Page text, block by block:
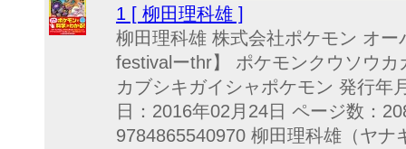
1 [ 柳田理科雄 ]
柳田理科雄 株式会社ポケモン オ
festivalーthr】 ポケモンクウソウ
カブシキガイシャポケモン 発行年
日：2016年02月24日 ページ数：
9784865540970 柳田理科雄（ヤ